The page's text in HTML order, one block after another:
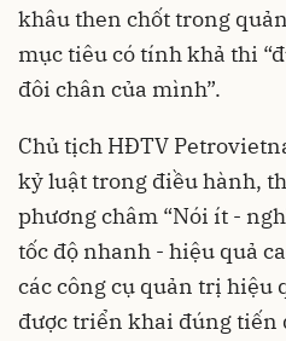
khâu then chốt trong
mục tiêu có tính khả thi
đôi chân của mình”.
Chủ tịch HĐTV
kỷ luật trong điều hành,
phương châm “Nói ít -
tốc độ nhanh - hiệu quả
các công cụ quản trị hiệu
được triển khai đúng tiến